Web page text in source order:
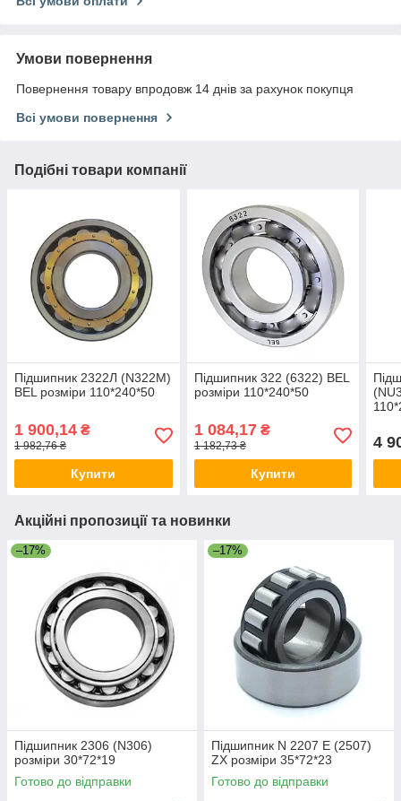
Умови повернення
Повернення товару впродовж 14 днів за рахунок покупця
Всі умови повернення
Подібні товари компанії
Підшипник 2322Л (N322M)
BEL розміри 110*240*50
1 900,14 ₴
1 982,76 ₴
Купити
Підшипник 322 (6322) BEL
розміри 110*240*50
1 084,17₴
1 182,73 ₴
Купити
4
Акційні пропозиції та новинки
–17%
Підшипник 2306 (N306)
розміри 30*72*19
Готово до відправки
–17%
Підшипник N 2207 E (2507)
ZX розміри 35*72*23
Готово до відправки